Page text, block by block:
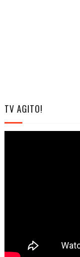
TV AGITO!